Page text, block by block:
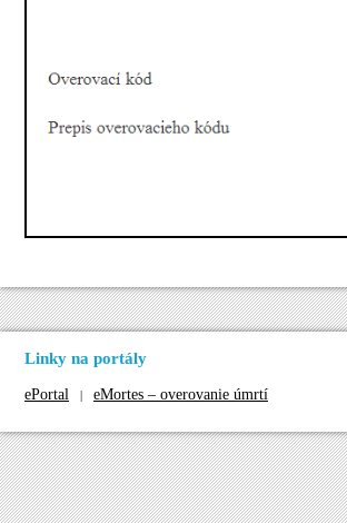
Linky na portály
ePortal | eMortes – overovanie úmrtí